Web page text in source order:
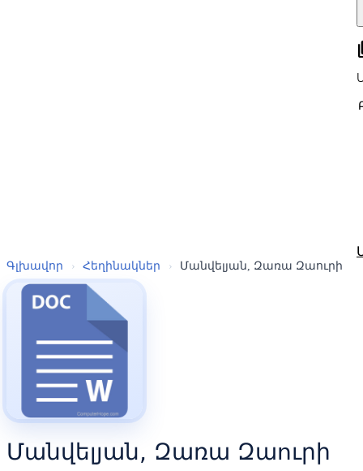
Գլխավոր › Հեղինակներ › Մանվելյան, Զառա Զաուրի
Մանվելյան, Զառա Զաուրի